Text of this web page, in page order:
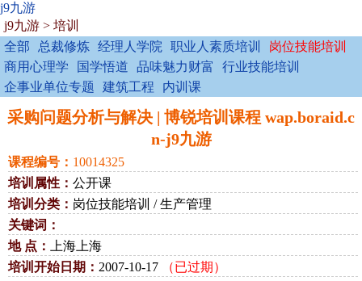
j9九游
j9九游 > 培训
全部
总裁修炼 经理人学院 职业人素质培训
岗位技能培训
商用心理学
国学悟道 品味魅力财富
行业技能培训
企事业单位专题
建筑工程 内训课
采购问题分析与解决 | 博锐培训课程 wap.boraid.c
n-j9九游
课程编号： 10014325
培训属性： 公开课
培训分类： 岗位技能培训 / 生产管理
关键词：
地 点：
上海上海
培训开始日期： 2007-10-17
（已过期）